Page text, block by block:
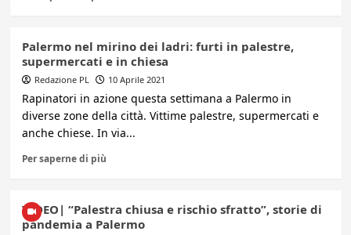
Palermo nel mirino dei ladri: furti in palestre,
supermercati e in chiesa
Redazione PL 10 Aprile 2021
Rapinatori in azione questa settimana a Palermo in
diverse zone della città. Vittime palestre, supermercati e
anche chiese. In via...
Per saperne di più
VIDEO| “Palestra chiusa e rischio sfratto”, storie di
pandemia a Palermo